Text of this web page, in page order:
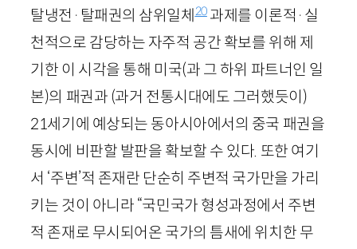
탈냉전·탈패권의 삼위일체20과제를 이론적·실
천적으로 감당하는 자주적 공간 확보를 위해 제
기한 이 시각을 통해 미국(과 그 하위 파트너인 일
본)의 패권과 (과거 전통시대에도 그러했듯이)
21세기에 예상되는 동아시아에서의 중국 패권을
동시에 비판할 발판을 확보할 수 있다. 또한 여기
서 ‘주변’적 존재란 단순히 주변적 국가만을 가리
키는 것이 아니라 “국민국가 형성과정에서 주변
적 존재로 무시되어온 국가의 틈새에 위치한 무